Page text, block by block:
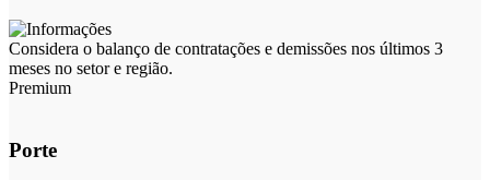
Considera o balanço de contratações e demissões nos últimos 3
meses no setor e região.
Premium
Porte